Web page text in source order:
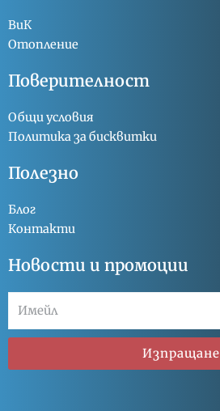
ВиК
Отопление
Поверителност
Общи условия
Политика за бисквитки
Полезно
Блог
Контакти
Новости и промоции
Изпращане